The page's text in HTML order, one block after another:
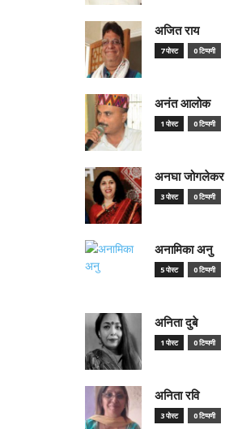
अजित राय
7 पोस्ट 0 टिप्पणी
अनंत आलोक
1 पोस्ट 0 टिप्पणी
अनघा जोगलेकर
3 पोस्ट 0 टिप्पणी
अनामिका अनु
5 पोस्ट 0 टिप्पणी
अनिता दुबे
1 पोस्ट 0 टिप्पणी
अनिता रवि
3 पोस्ट 0 टिप्पणी